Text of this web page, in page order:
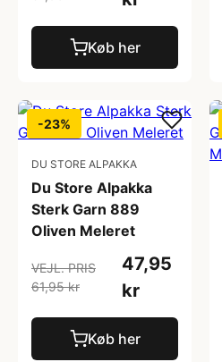
Køb her
-23%
DU STORE ALPAKKA
Du Store Alpakka
Sterk Garn 889
Oliven Meleret
VEJL. PRIS
61,95 kr
47,95
kr
Køb her